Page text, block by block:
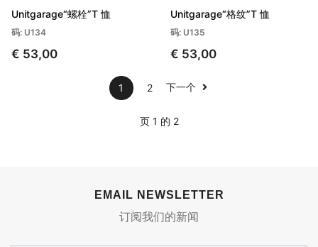
Unitgarage“螺栓”T 恤
码: U134
€ 53,00
Unitgarage“格纹”T 恤
码: U135
€ 53,00
1 2 下一个
页 1 的 2
EMAIL NEWSLETTER
订阅我们的新闻